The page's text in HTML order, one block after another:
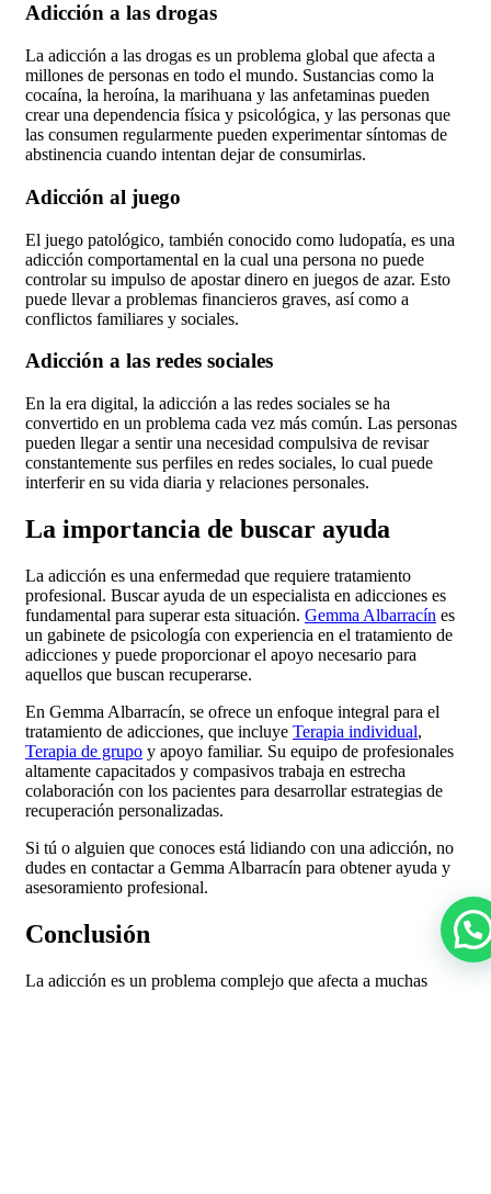
Adicción a las drogas
La adicción a las drogas es un problema global que afecta a
millones de personas en todo el mundo. Sustancias como la
cocaína, la heroína, la marihuana y las anfetaminas pueden
crear una dependencia física y psicológica, y las personas que
las consumen regularmente pueden experimentar síntomas de
abstinencia cuando intentan dejar de consumirlas.
Adicción al juego
El juego patológico, también conocido como ludopatía, es una
adicción comportamental en la cual una persona no puede
controlar su impulso de apostar dinero en juegos de azar. Esto
puede llevar a problemas financieros graves, así como a
conflictos familiares y sociales.
Adicción a las redes sociales
En la era digital, la adicción a las redes sociales se ha
convertido en un problema cada vez más común. Las personas
pueden llegar a sentir una necesidad compulsiva de revisar
constantemente sus perfiles en redes sociales, lo cual puede
interferir en su vida diaria y relaciones personales.
La importancia de buscar ayuda
La adicción es una enfermedad que requiere tratamiento
profesional. Buscar ayuda de un especialista en adicciones es
fundamental para superar esta situación. Gemma Albarracín es
un gabinete de psicología con experiencia en el tratamiento de
adicciones y puede proporcionar el apoyo necesario para
aquellos que buscan recuperarse.
En Gemma Albarracín, se ofrece un enfoque integral para el
tratamiento de adicciones, que incluye Terapia individual,
Terapia de grupo y apoyo familiar. Su equipo de profesionales
altamente capacitados y compasivos trabaja en estrecha
colaboración con los pacientes para desarrollar estrategias de
recuperación personalizadas.
Si tú o alguien que conoces está lidiando con una adicción, no
dudes en contactar a Gemma Albarracín para obtener ayuda y
asesoramiento profesional.
Conclusión
La adicción es un problema complejo que afecta a muchas